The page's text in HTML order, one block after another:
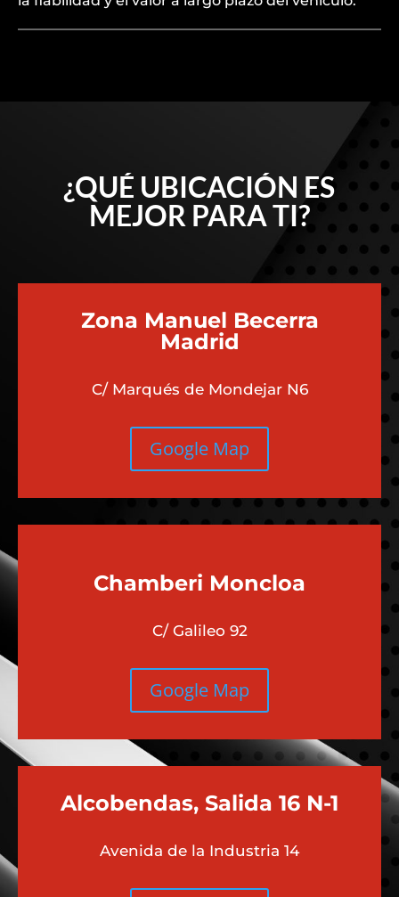
¿QUÉ UBICACIÓN ES
MEJOR PARA TI?
Zona Manuel Becerra
Madrid
C/ Marqués de Mondejar N6
Google Map
Chamberi Moncloa
C/ Galileo 92
Google Map
Alcobendas, Salida 16 N-1
Avenida de la Industria 14